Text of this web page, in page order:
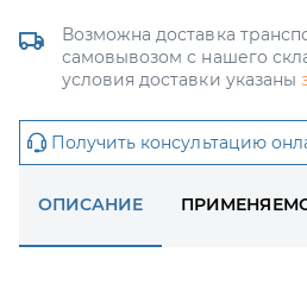
Возможна доставка
самовывозом с нашего
условия доставки указаны
Получить консультацию
ОПИСАНИЕ